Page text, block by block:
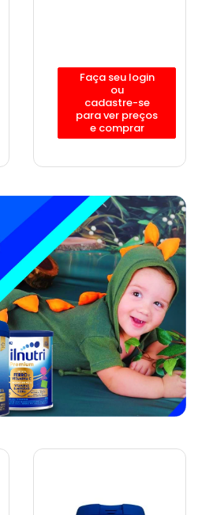
Faça seu login
ou
cadastre-se
para ver preços
e comprar